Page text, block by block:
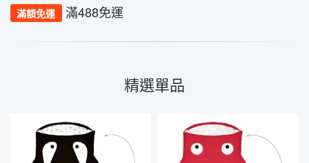
滿額免運 滿488免運
精選單品